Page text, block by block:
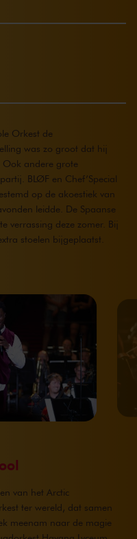
Orkest de
was zo groot dat hij
Ook andere grote
BLØF en Chef’Special
op de akoestiek van
leidde. De Spaanse
verrassing deze zomer. Bij
stoelen bijgeplaatst.
van het Arctic
ter wereld, dat samen
meenam naar de magie